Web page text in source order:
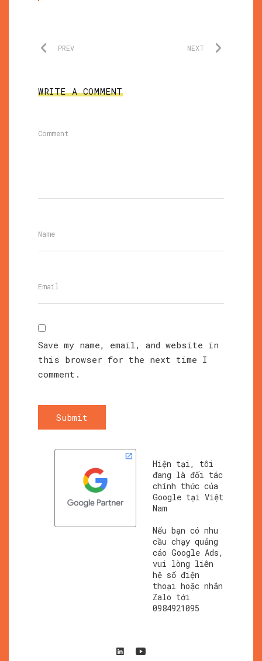
PREV NEXT
WRITE A COMMENT
Save my name, email, and website in
this browser for the next time I
comment.
Submit
Hiện tại, tôi
đang là đối tác
chính thức của
Google tại Việt
Nam
Nếu bạn có nhu
cầu chạy quảng
cáo Google Ads,
vui lòng liên
hệ số điện
thoại hoặc nhắn
Zalo tới
0984921095